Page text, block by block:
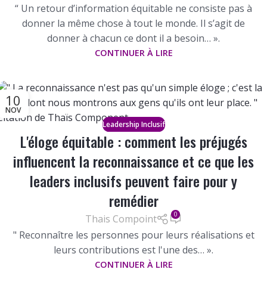
“ Un retour d’information équitable ne consiste pas à
donner la même chose à tout le monde. Il s’agit de
donner à chacun ce dont il a besoin… ».
CONTINUER À LIRE
10
NOV
Leadership Inclusif
L'éloge équitable : comment les préjugés
influencent la reconnaissance et ce que les
leaders inclusifs peuvent faire pour y
remédier
Thais Compoint 0
" Reconnaître les personnes pour leurs réalisations et
leurs contributions est l'une des… ».
CONTINUER À LIRE